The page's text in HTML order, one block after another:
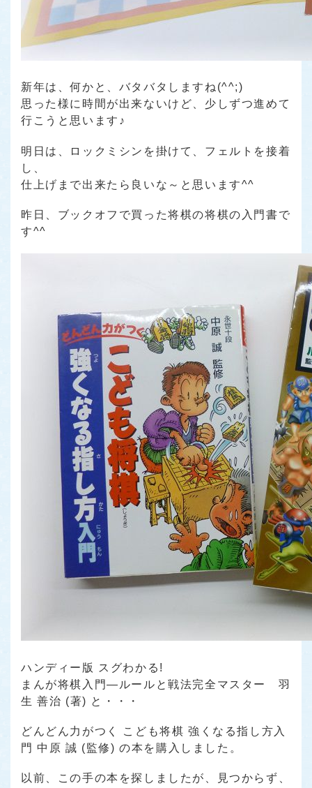
新年は、何かと、バタバタしますね(^^;)
思った様に時間が出来ないけど、少しずつ進めて
行こうと思います♪
明日は、ロックミシンを掛けて、フェルトを接着
し、
仕上げまで出来たら良いな～と思います^^
昨日、ブックオフで買った将棋の将棋の入門書で
す^^
ハンディー版 スグわかる!
まんが将棋入門―ルールと戦法完全マスター 羽
生 善治 (著) と・・・
どんどん力がつく こども将棋 強くなる指し方入
門 中原 誠 (監修) の本を購入しました。
以前、この手の本を探しましたが、見つからず、